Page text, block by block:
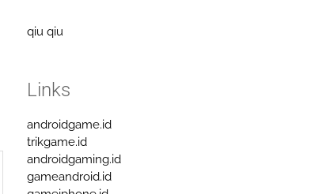
qiu qiu
Links
androidgame.id
trikgame.id
androidgaming.id
gameandroid.id